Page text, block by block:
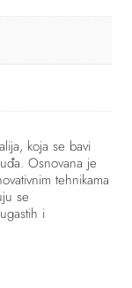
koja se bavi
Osnovana je
tehnikama
se
i